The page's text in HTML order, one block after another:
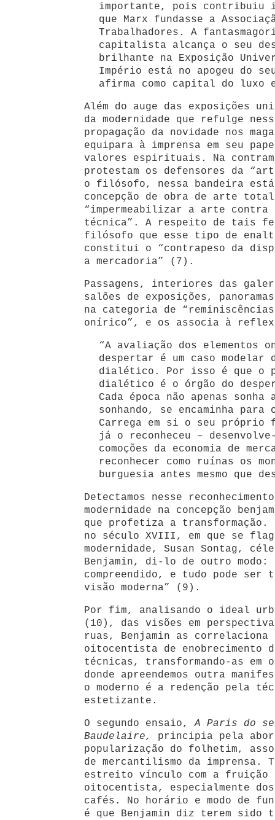
importante, pois contribuiu
que Marx fundasse a
Trabalhadores. A
capitalista alcança o seu
brilhante na Exposição
Império está no apogeu do
afirma como capital do luxo
Além do auge das exposições
da modernidade que refulge
propagação da novidade nos
equipara à imprensa em seu
valores espirituais. Na
protestam os defensores da
o filósofo, nessa bandeira está
concepção de obra de arte
“impermeabilizar a arte contra
técnica”. A respeito de tais
filósofo que esse tipo de
constitui o “contrapeso da
a mercadoria” (7).
Passagens, interiores das
salões de exposições,
na categoria de “reminiscências
onírico”, e os associa à
“A avaliação dos elementos
despertar é um caso
dialético. Por isso é que o
dialético é o órgão do
Cada época não apenas
sonhando, se encaminha
Carrega em si o seu próprio
já o reconheceu –
comoções da economia de
reconhecer como ruínas os
burguesia antes mesmo que
Detectamos nesse
modernidade na concepção
que profetiza a transformação.
no século XVIII, em que se
modernidade, Susan Sontag,
Benjamin, di-lo de outro modo:
compreendido, e tudo pode ser
visão moderna” (9).
Por fim, analisando o ideal
(10), das visões em
ruas, Benjamin as correlaciona
oitocentista de enobrecimento
técnicas, transformando-as
donde apreendemos outra
o moderno é a redenção pela
estetizante.
O segundo ensaio,A Paris do
Baudelaire, principia pela
popularização do folhetim,
de mercantilismo da imprensa.
estreito vínculo com a fruição
oitocentista, especialmente
cafés. No horário e modo de
é que Benjamin diz terem sido